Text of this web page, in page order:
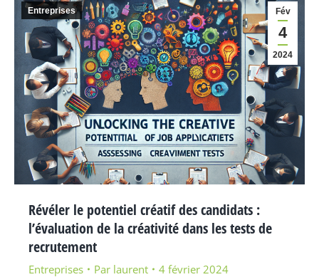
Fév
4
2024
Entreprises
Révéler le potentiel créatif des candidats :
lʼévaluation de la créativité dans les tests de
recrutement
Entreprises Par laurent 4 février 2024